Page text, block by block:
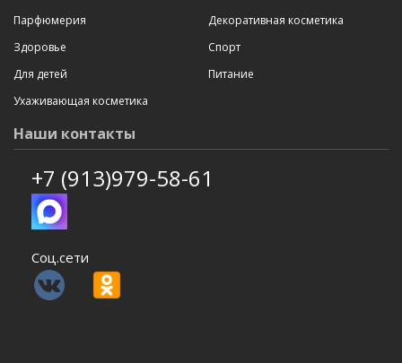
Парфюмерия
Здоровье
Для детей
Ухаживающая косметика
Декоративная косметика
Спорт
Питание
Наши контакты
+7 (913)979-58-61
Соц.сети